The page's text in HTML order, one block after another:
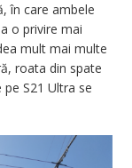
în care ambele
o privire mai
mult mai multe
roata din spate
S21 Ultra se